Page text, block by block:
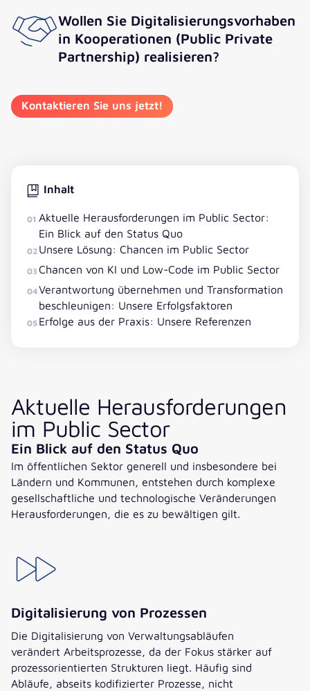
Wollen Sie Digitalisierungsvorhaben
in Kooperationen (Public Private
Partnership) realisieren?
Kontaktieren Sie uns jetzt!
Inhalt
01 Aktuelle Herausforderungen im Public Sector:
Ein Blick auf den Status Quo
02 Unsere Lösung: Chancen im Public Sector
03 Chancen von KI und Low-Code im Public Sector
04Verantwortung übernehmen und Transformation
beschleunigen: Unsere Erfolgsfaktoren
05 Erfolge aus der Praxis: Unsere Referenzen
Aktuelle Herausforderungen
im Public Sector
Ein Blick auf den Status Quo
Im öffentlichen Sektor generell und insbesondere bei
Ländern und Kommunen, entstehen durch komplexe
gesellschaftliche und technologische Veränderungen
Herausforderungen, die es zu bewältigen gilt.
Digitalisierung von Prozessen
Die Digitalisierung von Verwaltungsabläufen
verändert Arbeitsprozesse, da der Fokus stärker auf
prozessorientierten Strukturen liegt. Häufig sind
Abläufe, abseits kodifizierter Prozesse, nicht